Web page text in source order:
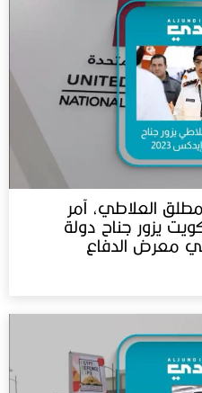
العلاطي، آمر
يزور جناح دولة
في معرض الدفاع